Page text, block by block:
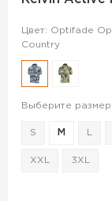
Цвет: Optifade
Country
Выберите размер:
S M
XXL 3XL